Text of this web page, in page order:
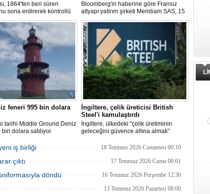
1864'ten beri süren
sona erdirerek kontrollü
açıldı. Ada sakinleri,
uzak, katı
bir yaşam sürdürüyor.
Bloomberg'in haberine göre Fransız
altyapı yatırım şirketi Meridiam SAS, 15
Temmuz Şehitler Köprüsü ile Fatih
Sultan Mehmet Köprüsü'nün
özelleştirilmesine yönelik ihaleyle
ilgileniyor.
feneri 995 bin dolara
tarihi Middle Ground Deniz
dolara satılıyor.
yaşam alanına
İngiltere, çelik üreticisi British
Steel'i kamulaştırdı
İngiltere, ülkedeki "çelik üretiminin
geleceğini güvence altına almak"
bünyesindeki çelik üreticisi British
iş birliği 18 Temmuz 2026 Cumartesi 00:10
çıktı 17 Temmuz 2026 Cuma 00:01
döndü 16 Temmuz 2026 Perşembe 12:30
13 Temmuz 2026 Pazartesi 08:00